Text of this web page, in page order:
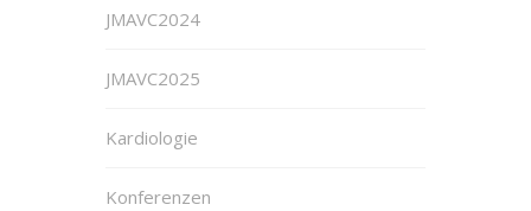
JMAVC2024
JMAVC2025
Kardiologie
Konferenzen